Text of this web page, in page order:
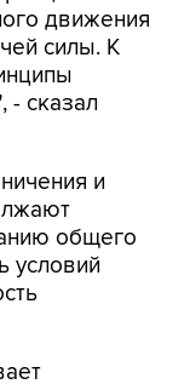
- сказал
и
общего